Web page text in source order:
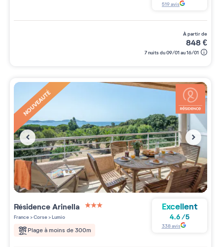
519avis
à partir de
848€
7 nuits du 09/01 au 16/01
NOUVEAUTÉ
RésidenceArinella
France>Corse>Lumio
Plage à moins de 300m
Excellent
4.6/5
338avis